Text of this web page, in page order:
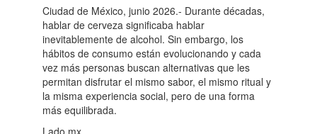
Ciudad de México, junio 2026.- Durante décadas,
hablar de cerveza significaba hablar
inevitablemente de alcohol. Sin embargo, los
hábitos de consumo están evolucionando y cada
vez más personas buscan alternativas que les
permitan disfrutar el mismo sabor, el mismo ritual y
la misma experiencia social, pero de una forma
más equilibrada.
Lado.mx